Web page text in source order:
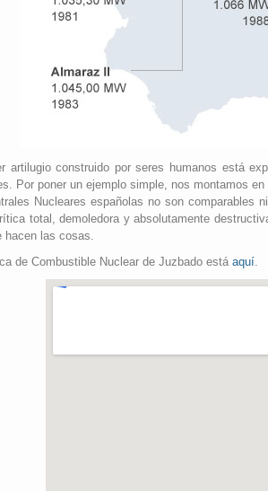
artilugio construido por seres humanos está
Por poner un ejemplo simple, nos montamos
Nucleares españolas no son comparables
total, demoledora y absolutamente
hacen las cosas.
de Combustible Nuclear de Juzbado está aquí.